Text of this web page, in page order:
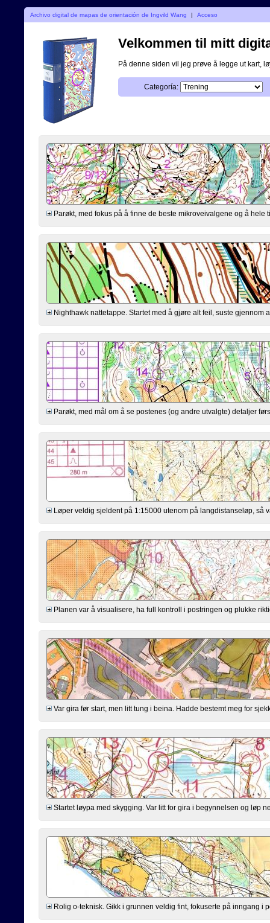
Archivo digital de mapas de orientación de Ingvild Wang | Acceso
Velkommen til mitt
På denne siden vil jeg prøve å legge ut kart,
Categoría:
Parøkt, med fokus på å finne de beste mikroveivalgene og å
Nighthawk nattetappe. Startet med å gjøre alt feil, suste
Parøkt, med mål om å se postenes (og andre utvalgte) detaljer
Løper veldig sjeldent på 1:15000 utenom på langdistanseløp, så
Planen var å visualisere, ha full kontroll i postringen og plukke
Var gira før start, men litt tung i beina. Hadde bestemt meg for
Startet løypa med skygging. Var litt for gira i begynnelsen og løp
Rolig o-teknisk. Gikk i grunnen veldig fint, fokuserte på inngang i